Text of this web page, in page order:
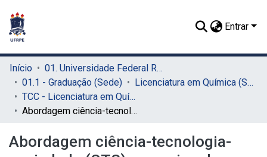
Entrar
Início
01. Universidade Federal Rural de Pernambuco - UFRPE (Sede)
01.1 - Graduação (Sede)
Licenciatura em Química (Sede)
TCC - Licenciatura em Química (Sede)
Abordagem ciência-tecnologia-sociedade (CTS) no ensino de Química: uma pesquisa bibliográfica nos Anais de Encontros Nacionais de Ensino de Química (ENEQ)
Abordagem ciência-tecnologia-